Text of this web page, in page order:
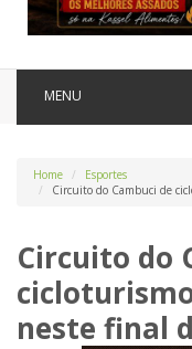
MENU
Home
Esportes
Circuito do Cambuci de
Circuito do
neste final